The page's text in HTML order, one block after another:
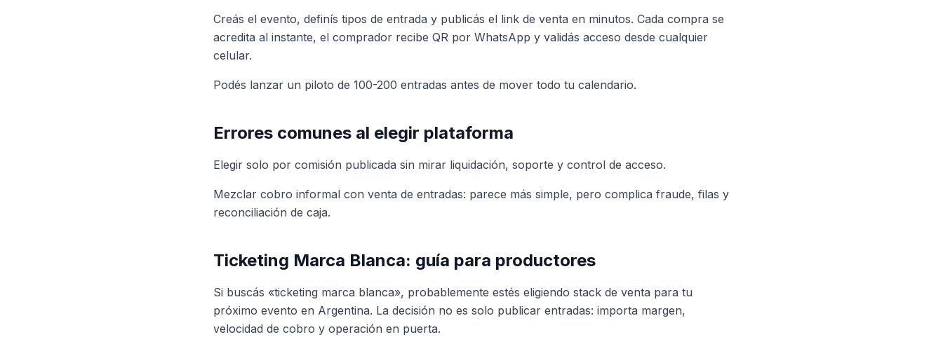
Creás el evento, definís tipos de entrada y publicás el link de venta en minutos. Cada compra se
acredita al instante, el comprador recibe QR por WhatsApp y validás acceso desde cualquier
celular.
Podés lanzar un piloto de 100-200 entradas antes de mover todo tu calendario.
Errores comunes al elegir plataforma
Elegir solo por comisión publicada sin mirar liquidación, soporte y control de acceso.
Mezclar cobro informal con venta de entradas: parece más simple, pero complica fraude, filas y
reconciliación de caja.
Ticketing Marca Blanca: guía para productores
Si buscás «ticketing marca blanca», probablemente estés eligiendo stack de venta para tu
próximo evento en Argentina. La decisión no es solo publicar entradas: importa margen,
velocidad de cobro y operación en puerta.